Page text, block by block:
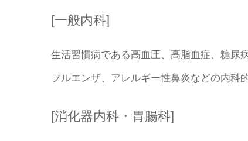
[一般内科]
生活習慣病である高血圧、高脂血症、糖尿
フルエンザ、アレルギー性鼻炎などの内科
[消化器内科・胃腸科]